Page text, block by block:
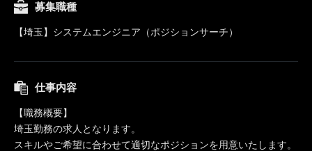
募集職種
【埼玉】システムエンジニア（ポジションサーチ）
仕事内容
【職務概要】
埼玉勤務の求人となります。
スキルやご希望に合わせて適切なポジションを用意いたします。